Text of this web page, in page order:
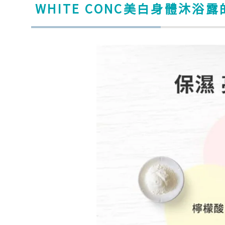
WHITE CONC美白身體沐浴露